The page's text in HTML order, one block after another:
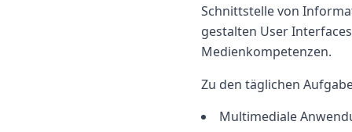
Schnittstelle von
gestalten User
Medienkompetenzen.
Zu den täglichen
Multimediale